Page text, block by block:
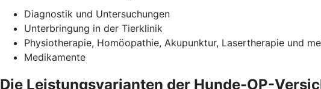
Diagnostik und Untersuchungen
Unterbringung in der Tierklinik
Physiotherapie, Homöopathie, Akupunktur, Lasertherapie und
Medikamente
Die Leistungsvarianten der Hunde-OP-